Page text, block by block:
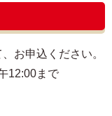
お申込ください。
12:00まで